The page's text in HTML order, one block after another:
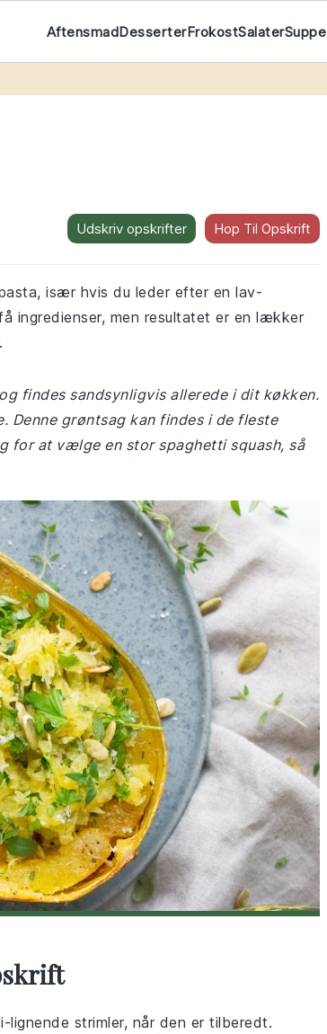
AftensmadDesserterFrokostSalaterSuppe
Udskriv opskrifter Hop Til Opskrift
især hvis du leder efter en lav-
ingredienser, men resultatet er en lækker
findes sandsynligvis allerede i dit køkken.
Denne grøntsag kan findes i de fleste
for at vælge en stor spaghetti squash, så
lignende strimler, når den er tilberedt.